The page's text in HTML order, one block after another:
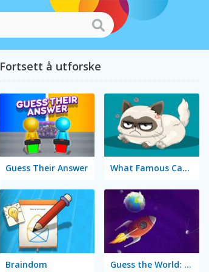
Fortsett å utforske
Guess Their Answer What Famous Cat Are You
Braindom Guess the World: Alien Quest